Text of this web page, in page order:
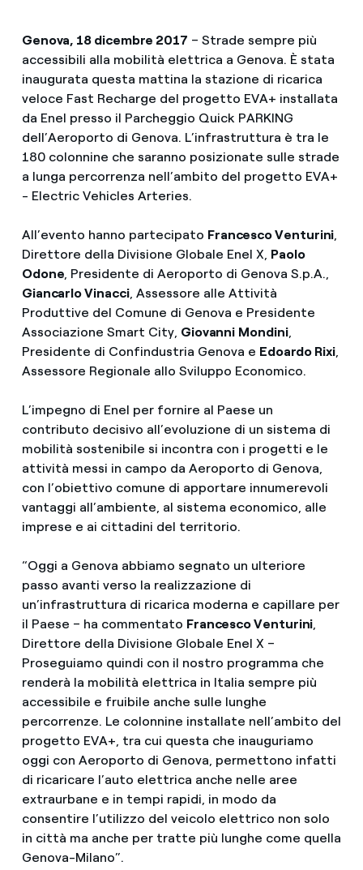
Genova, 18 dicembre 2017 – Strade sempre più
accessibili alla mobilità elettrica a Genova. È stata
inaugurata questa mattina la stazione di ricarica
veloce Fast Recharge del progetto EVA+ installata
da Enel presso il Parcheggio Quick PARKING
dell’Aeroporto di Genova. L’infrastruttura è tra le
180 colonnine che saranno posizionate sulle strade
a lunga percorrenza nell’ambito del progetto EVA+
- Electric Vehicles Arteries.
All’evento hanno partecipato Francesco Venturini,
Direttore della Divisione Globale Enel X, Paolo
Odone, Presidente di Aeroporto di Genova S.p.A.,
Giancarlo Vinacci, Assessore alle Attività
Produttive del Comune di Genova e Presidente
Associazione Smart City, Giovanni Mondini,
Presidente di Confindustria Genova e Edoardo Rixi,
Assessore Regionale allo Sviluppo Economico.
L’impegno di Enel per fornire al Paese un
contributo decisivo all’evoluzione di un sistema di
mobilità sostenibile si incontra con i progetti e le
attività messi in campo da Aeroporto di Genova,
con l’obiettivo comune di apportare innumerevoli
vantaggi all’ambiente, al sistema economico, alle
imprese e ai cittadini del territorio.
“Oggi a Genova abbiamo segnato un ulteriore
passo avanti verso la realizzazione di
un’infrastruttura di ricarica moderna e capillare per
il Paese – ha commentato Francesco Venturini,
Direttore della Divisione Globale Enel X –
Proseguiamo quindi con il nostro programma che
renderà la mobilità elettrica in Italia sempre più
accessibile e fruibile anche sulle lunghe
percorrenze. Le colonnine installate nell’ambito del
progetto EVA+, tra cui questa che inauguriamo
oggi con Aeroporto di Genova, permettono infatti
di ricaricare l’auto elettrica anche nelle aree
extraurbane e in tempi rapidi, in modo da
consentire l’utilizzo del veicolo elettrico non solo
in città ma anche per tratte più lunghe come quella
Genova-Milano”.